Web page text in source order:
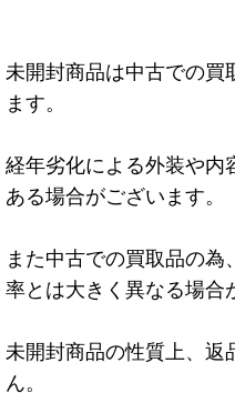
未開封商品は中古での買
ます。
経年劣化による外装や内
ある場合がございます。
また中古での買取品の為
率とは大きく異なる場合
未開封商品の性質上、返
ん。